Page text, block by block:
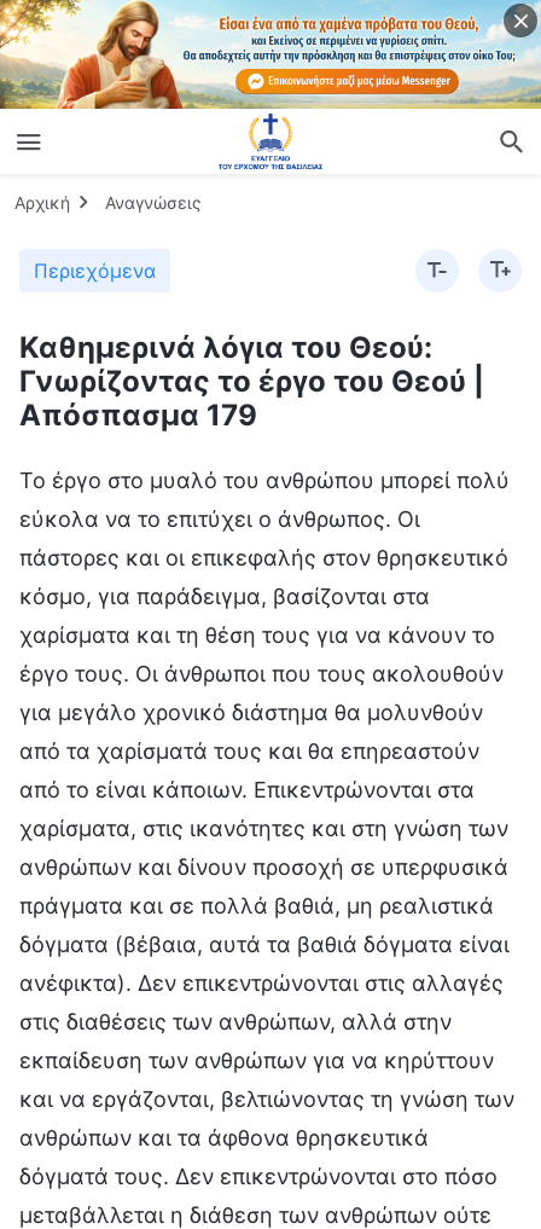
Αρχική Αναγνώσεις
Περιεχόμενα
Καθημερινά λόγια του Θεού:
Γνωρίζοντας το έργο του Θεού |
Απόσπασμα 179
Το έργο στο μυαλό του ανθρώπου μπορεί πολύ
εύκολα να το επιτύχει ο άνθρωπος. Οι
πάστορες και οι επικεφαλής στον θρησκευτικό
κόσμο, για παράδειγμα, βασίζονται στα
χαρίσματα και τη θέση τους για να κάνουν το
έργο τους. Οι άνθρωποι που τους ακολουθούν
για μεγάλο χρονικό διάστημα θα μολυνθούν
από τα χαρίσματά τους και θα επηρεαστούν
από το είναι κάποιων. Επικεντρώνονται στα
χαρίσματα, στις ικανότητες και στη γνώση των
ανθρώπων και δίνουν προσοχή σε υπερφυσικά
πράγματα και σε πολλά βαθιά, μη ρεαλιστικά
δόγματα (βέβαια, αυτά τα βαθιά δόγματα είναι
ανέφικτα). Δεν επικεντρώνονται στις αλλαγές
στις διαθέσεις των ανθρώπων, αλλά στην
εκπαίδευση των ανθρώπων για να κηρύττουν
και να εργάζονται, βελτιώνοντας τη γνώση των
ανθρώπων και τα άφθονα θρησκευτικά
δόγματά τους. Δεν επικεντρώνονται στο πόσο
μεταβάλλεται η διάθεση των ανθρώπων ούτε